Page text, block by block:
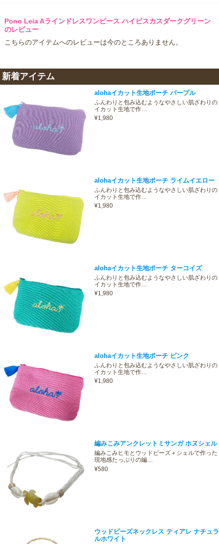
Pono Leia Aラインドレスワンピース ハイビスカスダークグリーン
のレビュー
こちらのアイテムへのレビューは今のところありません。
新着アイテム
alohaイカット生地ポーチ パープル
ふんわりと包み込むようなやさしい肌ざわりの
イカット生地で作…
¥1,980
alohaイカット生地ポーチ ライムイエロー
ふんわりと包み込むようなやさしい肌ざわりの
イカット生地で作…
¥1,980
alohaイカット生地ポーチ ターコイズ
ふんわりと包み込むようなやさしい肌ざわりの
イカット生地で作…
¥1,980
alohaイカット生地ポーチ ピンク
ふんわりと包み込むようなやさしい肌ざわりの
イカット生地で作…
¥1,980
編みこみアンクレットミサンガ ホヌシェル
編みこみヒモとウッドビーズ＋シェルで作った
現地感たっぷりの編…
¥580
ウッドビーズネックレス ティアレ ナチュラ
ルホワイト